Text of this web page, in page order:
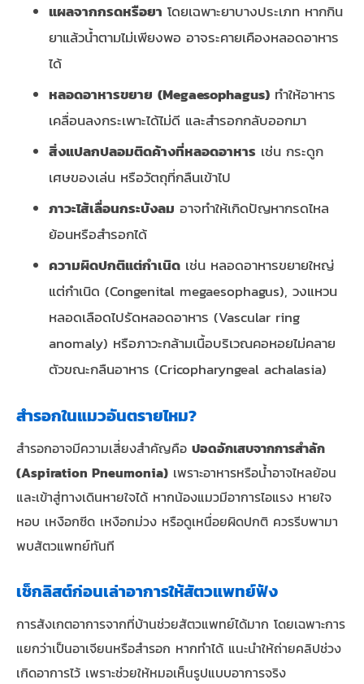
แผลจากกรดหรือยา โดยเฉพาะยาบางประเภท หากกิน
ยาแล้วน้ำตามไม่เพียงพอ อาจระคายเคืองหลอดอาหาร
ได้
หลอดอาหารขยาย (Megaesophagus) ทำให้อาหาร
เคลื่อนลงกระเพาะได้ไม่ดี และสำรอกกลับออกมา
สิ่งแปลกปลอมติดค้างที่หลอดอาหาร เช่น กระดูก
เศษของเล่น หรือวัตถุที่กลืนเข้าไป
ภาวะไส้เลื่อนกระบังลม อาจทำให้เกิดปัญหากรดไหล
ย้อนหรือสำรอกได้
ความผิดปกติแต่กำเนิด เช่น หลอดอาหารขยายใหญ่
แต่กำเนิด (Congenital megaesophagus), วงแหวน
หลอดเลือดไปรัดหลอดอาหาร (Vascular ring
anomaly) หรือภาวะกล้ามเนื้อบริเวณคอหอยไม่คลาย
ตัวขณะกลืนอาหาร (Cricopharyngeal achalasia)
สำรอกในแมวอันตรายไหม?
สำรอกอาจมีความเสี่ยงสำคัญคือ ปอดอักเสบจากการสำลัก
(Aspiration Pneumonia) เพราะอาหารหรือน้ำอาจไหลย้อน
และเข้าสู่ทางเดินหายใจได้ หากน้องแมวมีอาการไอแรง หายใจ
หอบ เหงือกซีด เหงือกม่วง หรือดูเหนื่อยผิดปกติ ควรรีบพามา
พบสัตวแพทย์ทันที
เช็กลิสต์ก่อนเล่าอาการให้สัตวแพทย์ฟัง
การสังเกตอาการจากที่บ้านช่วยสัตวแพทย์ได้มาก โดยเฉพาะการ
แยกว่าเป็นอาเจียนหรือสำรอก หากทำได้ แนะนำให้ถ่ายคลิปช่วง
เกิดอาการไว้ เพราะช่วยให้หมอเห็นรูปแบบอาการจริง